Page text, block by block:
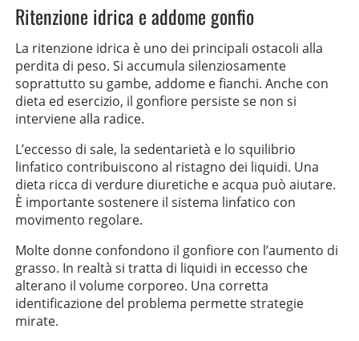
Ritenzione idrica e addome gonfio
La ritenzione idrica è uno dei principali ostacoli alla
perdita di peso. Si accumula silenziosamente
soprattutto su gambe, addome e fianchi. Anche con
dieta ed esercizio, il gonfiore persiste se non si
interviene alla radice.
L’eccesso di sale, la sedentarietà e lo squilibrio
linfatico contribuiscono al ristagno dei liquidi. Una
dieta ricca di verdure diuretiche e acqua può aiutare.
È importante sostenere il sistema linfatico con
movimento regolare.
Molte donne confondono il gonfiore con l’aumento di
grasso. In realtà si tratta di liquidi in eccesso che
alterano il volume corporeo. Una corretta
identificazione del problema permette strategie
mirate.